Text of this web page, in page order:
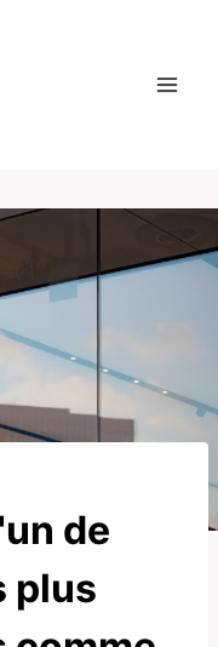
de
plus